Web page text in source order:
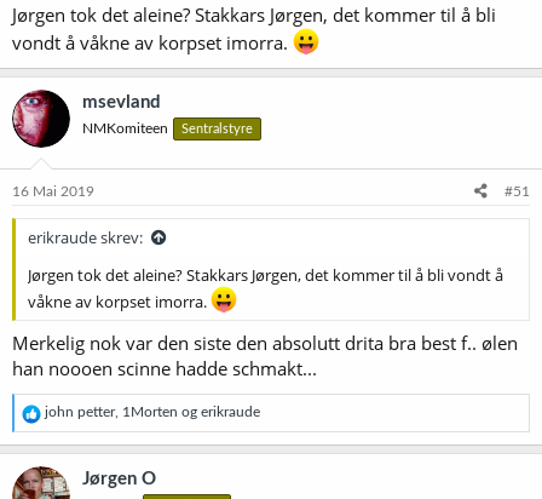
Jørgen tok det aleine? Stakkars Jørgen, det kommer til å bli
vondt å våkne av korpset imorra.
msevland
NMKomiteen Sentralstyre
16 Mai 2019 #51
erikraude skrev:
Jørgen tok det aleine? Stakkars Jørgen, det kommer til å bli vondt å
våkne av korpset imorra.
Merkelig nok var den siste den absolutt drita bra best f.. ølen
han noooen scinne hadde schmakt...
R
e
a
k
s
john petter, 1Morten og erikraude
Jørgen O